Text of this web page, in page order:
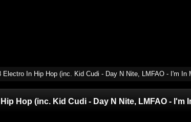
Electro In Hip Hop (inc. Kid Cudi - Day N Nite, LMFAO - I'm In
Hop (inc. Kid Cudi - Day N Nite, LMFAO - I'm